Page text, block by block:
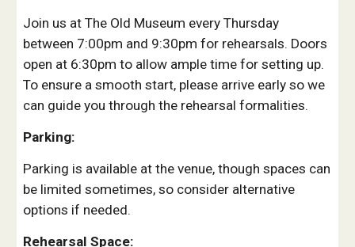
Join us at The Old Museum every Thursday
between 7:00pm and 9:30pm for rehearsals. Doors
open at 6:30pm to allow ample time for setting up.
To ensure a smooth start, please arrive early so we
can guide you through the rehearsal formalities.
Parking:
Parking is available at the venue, though spaces can
be limited sometimes, so consider alternative
options if needed.
Rehearsal Space: